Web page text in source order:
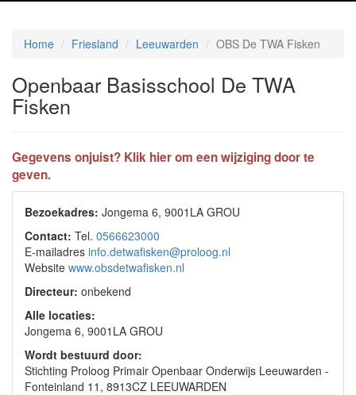
Home Friesland Leeuwarden OBS De TWA Fisken
Openbaar Basisschool De TWA
Fisken
Gegevens onjuist? Klik hier om een wijziging door te
geven.
Bezoekadres: Jongema 6, 9001LA GROU
Contact: Tel. 0566623000
E-mailadres info.detwafisken@proloog.nl
Website www.obsdetwafisken.nl
Directeur: onbekend
Alle locaties:
Jongema 6, 9001LA GROU
Wordt bestuurd door:
Stichting Proloog Primair Openbaar Onderwijs Leeuwarden -
Fonteinland 11, 8913CZ LEEUWARDEN